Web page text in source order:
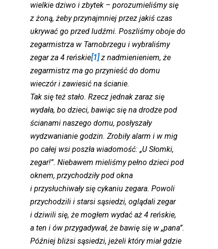
wielkie dziwo i zbytek – porozumieliśmy się
z żoną, żeby przynajmniej przez jakiś czas
ukrywać go przed ludźmi. Poszliśmy oboje do
zegarmistrza w Tarnobrzegu i wybraliśmy
zegar za 4 reńskie[1]z nadmienieniem, że
zegarmistrz ma go przynieść do domu
wieczór i zawiesić na ścianie.
Tak się też stało. Rzecz jednak zaraz się
wydała, bo dzieci, bawiąc się na drodze pod
ścianami naszego domu, posłyszały
wydzwanianie godzin. Zrobiły alarm i w mig
po całej wsi poszła wiadomość: „U Słomki,
zegar!”. Niebawem mieliśmy pełno dzieci pod
oknem, przychodziły pod okna
i przysłuchiwały się cykaniu zegara. Powoli
przychodzili i starsi sąsiedzi, oglądali zegar
i dziwili się, że mogłem wydać aż 4 reńskie,
a ten i ów przygadywał, że bawię się w „pana”.
Później bliżsi sąsiedzi, jeżeli który miał gdzie